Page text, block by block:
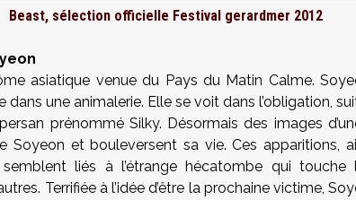
Beast, sélection officielle Festival gerardmer 2012
asiatique venue du Pays du Matin Calme.
une animalerie. Elle se voit dans l’obligation,
prénommé Silky. Désormais des images
Soyeon et bouleversent sa vie. Ces apparitions,
liés à l’étrange hécatombe qui touche
Terrifiée à l’idée d’être la prochaine victime,